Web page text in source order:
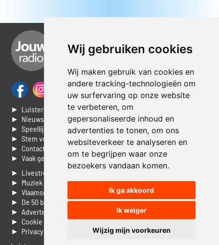
Wij gebruiken cookies
Wij maken gebruik van cookies en
andere tracking-technologieën om
uw surfervaring op onze website
te verbeteren, om
gepersonaliseerde inhoud en
advertenties te tonen, om ons
websiteverkeer te analyseren en
om te begrijpen waar onze
bezoekers vandaan komen.
Ik ga akkoord
Ik weiger
Wijzig mijn voorkeuren
► Luisteren naar Jouwradio
► Nieuws
► Speellijst
► Stem voor de Dag top 3
► Contacteer ons
► Vaak gestelde vragen
► Livestream informatie
► Muziek opzoeken
► Vlaamse 100 Aller tijden
► De 50 beste van...
► Adverteren op Jouwradio
► Cookie voorkeuren wijzigen
► Privacyinformatie